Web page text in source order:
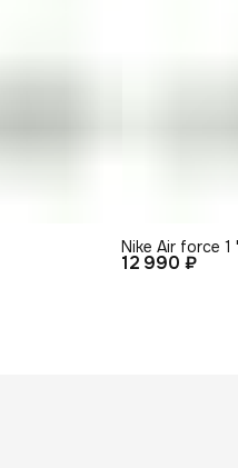
12 990 ₽
Nike Air force